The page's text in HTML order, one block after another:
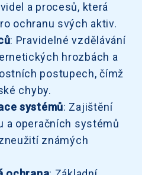
a procesů, která
ochranu svých aktiv.
: Pravidelné vzdělávání
hrozbách a
postupech, čímž
chyby.
systémů: Zajištění
a operačních systémů
známých